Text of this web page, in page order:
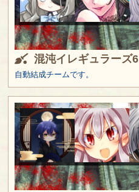
混沌イレギュラーズ6
自動結成チームです。